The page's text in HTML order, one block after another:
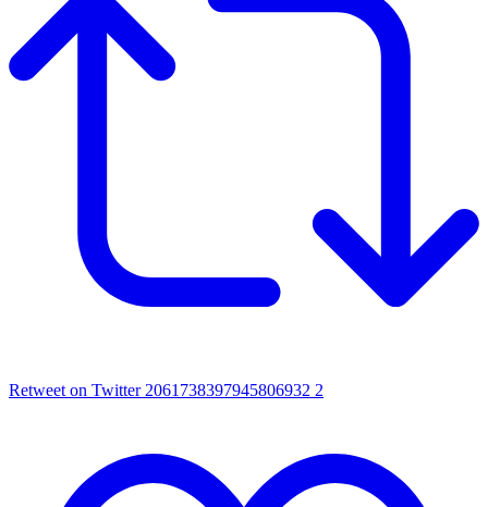
Retweet on Twitter 2061738397945806932 2